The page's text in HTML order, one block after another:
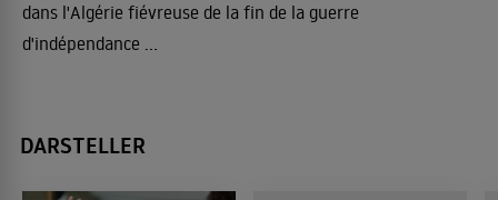
dans l'Algérie fiévreuse de la fin de la guerre
d'indépendance ...
DARSTELLER